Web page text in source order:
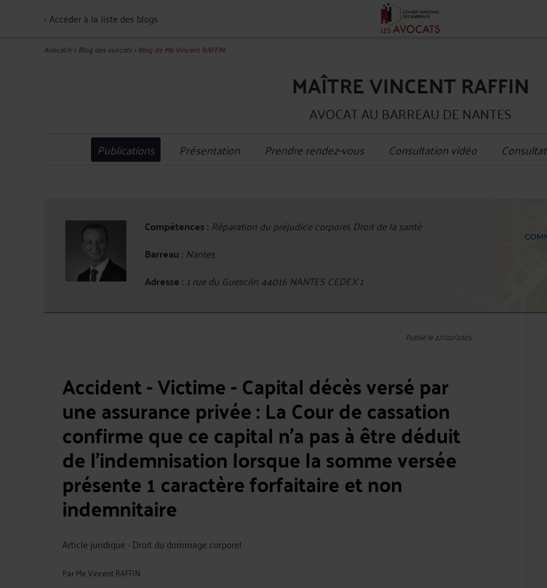
<Accéder à la liste des blogs
Avocat.fr>Blog des avocats>Blog de Me Vincent RAFFIN
MAÎTRE VINCENT RAFFIN
AVOCAT AU BARREAU DE NANTES
Publications Présentation Prendre rendez-vous Consultation vidéo
Compétences : Réparation du préjudice corporel, Droit de la santé
Barreau : Nantes
Adresse : 1 rue du Guesclin 44016 NANTES CEDEX 1
Publié le 27/02/2025
Accident - Victime - Capital décès versé par
une assurance privée : La Cour de cassation
confirme que ce capital n’a pas à être déduit
de l’indemnisation lorsque la somme versée
présente 1 caractère forfaitaire et non
indemnitaire
Article juridique - Droit du dommage corporel
ParMe Vincent RAFFIN